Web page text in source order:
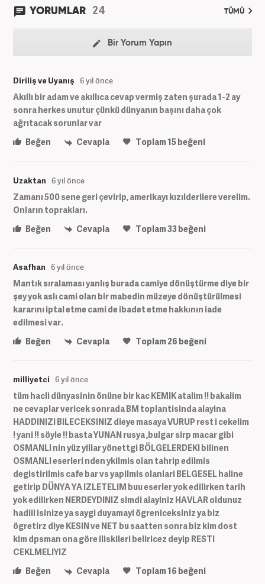
YORUMLAR 24 TÜMÜ
Bir Yorum Yapın
Diriliş ve Uyanış 6 yıl önce
Akıllı bir adam ve akıllıca cevap vermiş zaten şurada 1-2 ay
sonra herkes unutur çünkü dünyanın başını daha çok
ağrıtacak sorunlar var
Beğen
Cevapla Toplam15beğeni
Uzaktan 6 yıl önce
Zamanı 500 sene geri çevirip, amerikayı kızılderilere verelim.
Onların toprakları.
Beğen
Cevapla Toplam33beğeni
Asafhan 6 yıl önce
Mantık sıralaması yanlış burada camiye dönüştürme diye bir
şey yok aslı cami olan bir mabedin müzeye dönüştürülmesi
kararını iptal etme cami de ibadet etme hakkının iade
edilmesi var.
Beğen
Cevapla Toplam26 beğeni
milliyetci 6 yıl önce
tüm hacli dünyasinin önüne bir kac KEMIK atalim !! bakalim
ne cevaplar vericek sonrada BM toplantisinda alayina
HADDINIZI BILECEKSINIZ dieye masaya VURUP rest i cekelim
! yani !! söyle !! basta YUNAN rusya ,bulgar sirp macar gibi
OSMANLI nin yüz yillar yönettgi BÖLGELERDEKI bilinen
OSMANLI eserleri nden ykilmis olan tahrip edilmis
degistirilmis cafe bar vs yapilmis olanlari BELGESEL haline
getirip DÜNYA YA IZLETELIM buu eserler yok edilirken tarih
yok edilirken NERDEYDINIZ simdi alayiniz HAVLAR oldunuz
hadiii isinize ya saygi duyamayi ögreniceksiniz ya biz
ögretirz diye KESIN ve NET bu saatten sonra biz kim dost
kim dpsman ona göre iliskileri beliricez deyip RESTI
CEKLMELIYIZ
Beğen
Cevapla Toplam16 beğeni